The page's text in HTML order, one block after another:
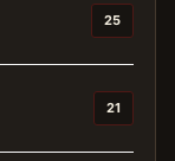
25
21